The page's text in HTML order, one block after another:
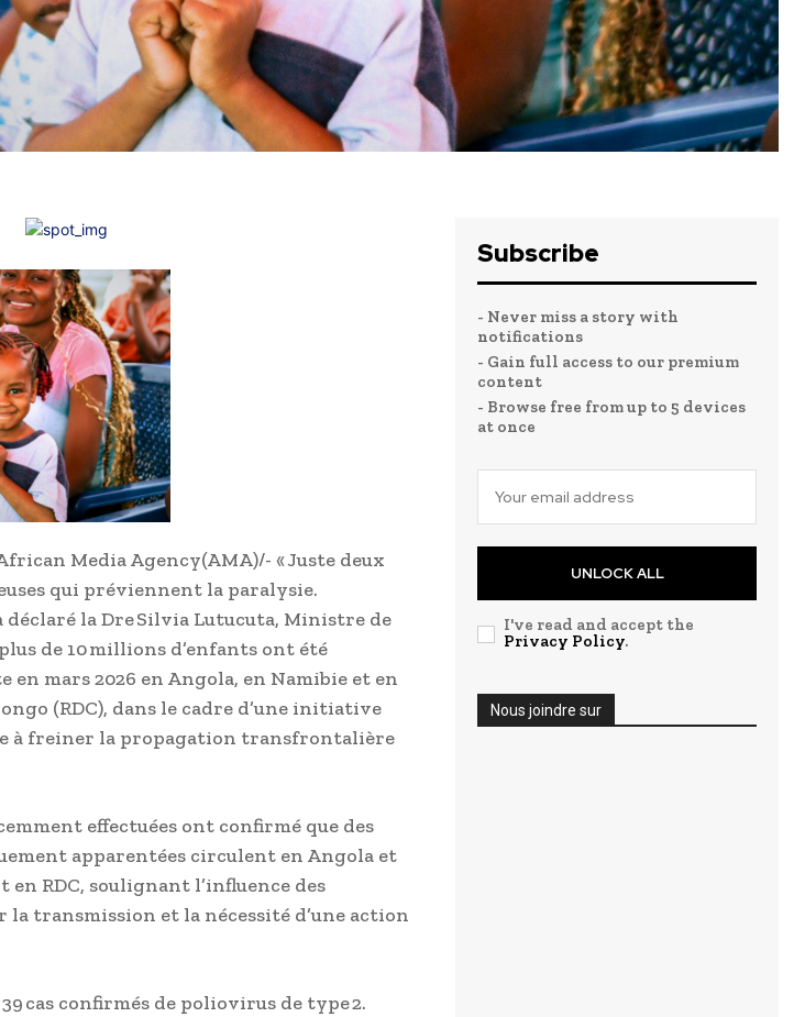
Media Agency(AMA)/- « Juste deux
qui préviennent la paralysie.
déclaré la Dre Silvia Lutucuta, Ministre de
de 10 millions d’enfants ont été
mars 2026 en Angola, en Namibie et en
(RDC), dans le cadre d’une initiative
à freiner la propagation transfrontalière
effectuées ont confirmé que des
apparentées circulent en Angola et
RDC, soulignant l’influence des
transmission et la nécessité d’une action
cas confirmés de poliovirus de type 2.
Subscribe
- Never miss a story with
notifications
- Gain full access to our premium
content
- Browse free from up to 5 devices
at once
UNLOCK ALL
I've read and accept the
Privacy Policy.
Nous joindre sur